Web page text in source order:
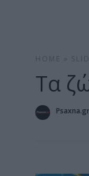
HOME
Τα
Psaxna.gr